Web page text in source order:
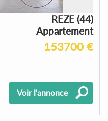
REZE (44)
Appartement
153700 €
Voir l'annonce